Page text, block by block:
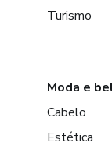
Turismo
Moda e
Cabelo
Estética